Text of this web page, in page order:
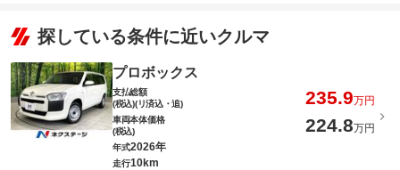
探している条件に近いクルマ
プロボックス
支払総額
(税込)(リ済込・追)
235.9万円
車両本体価格
(税込)
224.8万円
年式2026年
走行10km